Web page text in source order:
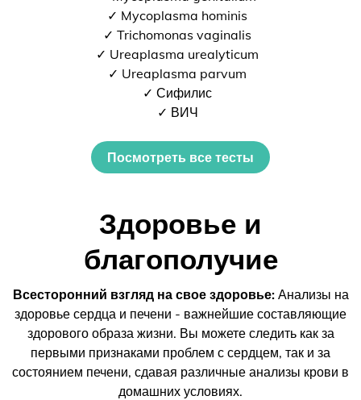
✓ Mycoplasma hominis
✓ Trichomonas vaginalis
✓ Ureaplasma urealyticum
✓ Ureaplasma parvum
✓ Сифилис
✓ ВИЧ
Посмотреть все тесты
Здоровье и
благополучие
Всесторонний взгляд на свое здоровье:Анализы на
здоровье сердца и печени - важнейшие составляющие
здорового образа жизни. Вы можете следить как за
первыми признаками проблем с сердцем, так и за
состоянием печени, сдавая различные анализы крови в
домашних условиях.